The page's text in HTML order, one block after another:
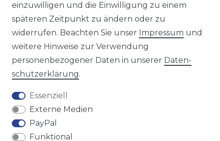
Wir versenden mit
Zahlungsmöglichkeiten
einzuwilligen und die Einwilligung zu einem
späteren Zeitpunkt zu ändern oder zu
widerrufen. Beachten Sie unser Impressum und
weitere Hinweise zur Verwendung
personenbezogener Daten in unserer Daten­
schutz­erklärung.
Essenziell
Externe Medien
PayPal
Funktional